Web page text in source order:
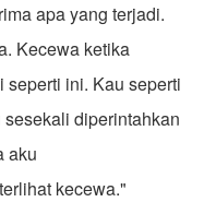
apa yang terjadi.
Kecewa ketika
seperti ini. Kau seperti
diperintahkan
aku
kecewa."